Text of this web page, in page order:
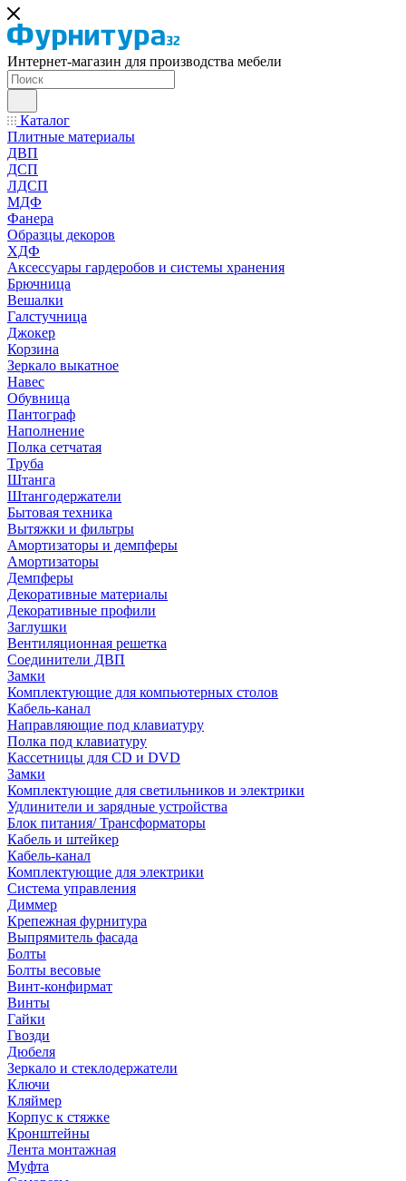
Интернет-магазин для производства мебели
Каталог
Плитные материалы
ДВП
ДСП
ЛДСП
МДФ
Фанера
Образцы декоров
ХДФ
Аксессуары гардеробов и системы хранения
Брючница
Вешалки
Галстучница
Джокер
Корзина
Зеркало выкатное
Навес
Обувница
Пантограф
Наполнение
Полка сетчатая
Труба
Штанга
Штангодержатели
Бытовая техника
Вытяжки и фильтры
Амортизаторы и демпферы
Амортизаторы
Демпферы
Декоративные материалы
Декоративные профили
Заглушки
Вентиляционная решетка
Соединители ДВП
Замки
Комплектующие для компьютерных столов
Кабель-канал
Направляющие под клавиатуру
Полка под клавиатуру
Кассетницы для CD и DVD
Замки
Комплектующие для светильников и электрики
Удлинители и зарядные устройства
Блок питания/ Трансформаторы
Кабель и штейкер
Кабель-канал
Комплектующие для электрики
Система управления
Диммер
Крепежная фурнитура
Выпрямитель фасада
Болты
Болты весовые
Винт-конфирмат
Винты
Гайки
Гвозди
Дюбеля
Зеркало и стеклодержатели
Ключи
Кляймер
Корпус к стяжке
Кронштейны
Лента монтажная
Муфта